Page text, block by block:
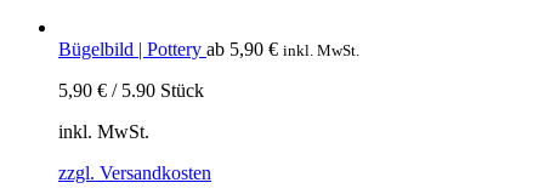
Bügelbild | Pottery ab 5,90 € inkl. MwSt.
5,90 € / 5.90 Stück
inkl. MwSt.
zzgl. Versandkosten